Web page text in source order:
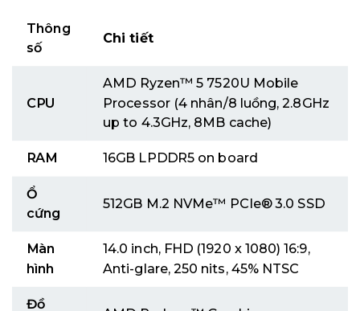
Thông
số
Chi tiết
CPU
AMD Ryzen™ 5 7520U Mobile
Processor (4 nhân/8 luồng, 2.8GHz
up to 4.3GHz, 8MB cache)
RAM 16GB LPDDR5 on board
Ổ
cứng
512GB M.2 NVMe™ PCIe® 3.0 SSD
Màn
hình
14.0 inch, FHD (1920 x 1080) 16:9,
Anti-glare, 250 nits, 45% NTSC
Đồ